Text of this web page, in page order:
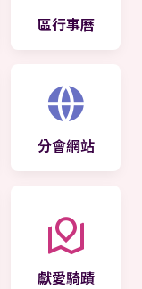
區行事曆
分會網站
獻愛騎蹟